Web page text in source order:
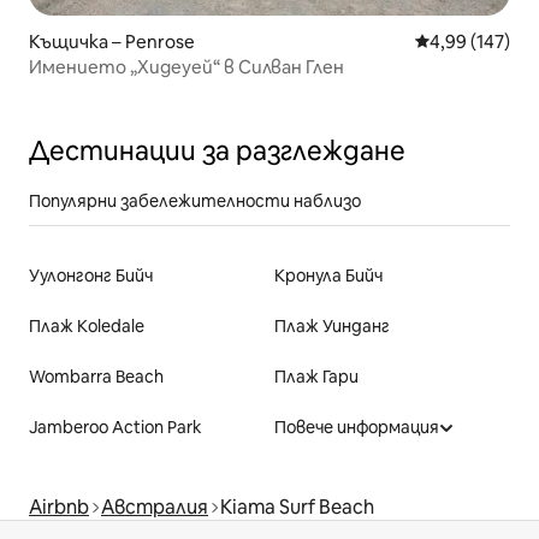
Къщичка – Penrose Средна
4,99 (147)
Имението „Хидеуей“ в Силван Глен
Дестинации за разглеждане
Популярни забележителности наблизо
Уулонгонг Бийч Кронула Бийч
Плаж Коledale Плаж Уинданг
Wombarra Beach Плаж Гари
Jamberoo Action Park Повече информация
Airbnb Австралия Kiama Surf Beach